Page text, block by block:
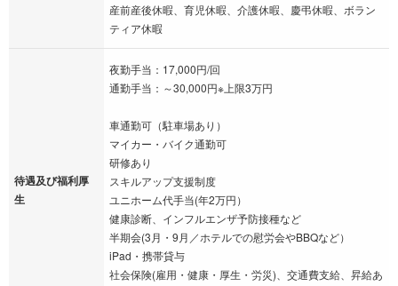
産前産後休暇、育児休暇、介護休暇、慶弔休暇、ボラン
ティア休暇
待遇及び福利厚
生
夜勤手当：17,000円/回
通勤手当：～30,000円※上限3万円
車通勤可（駐車場あり）
マイカー・バイク通勤可
研修あり
スキルアップ支援制度
ユニホーム代手当(年2万円）
健康診断、インフルエンザ予防接種など
半期会(3月・9月／ホテルでの慰労会やBBQなど）
iPad・携帯貸与
社会保険(雇用・健康・厚生・労災)、交通費支給、昇給あ